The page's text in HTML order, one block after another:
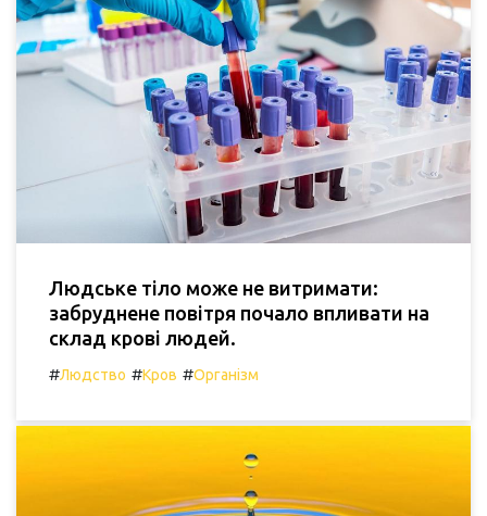
Людське тіло може не витримати:
забруднене повітря почало впливати на
склад крові людей.
#Людство #Кров #Організм